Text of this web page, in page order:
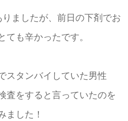
ましたが、前日の下剤でお
ても辛かったです。
スタンバイしていた男性
査をすると言っていたのを
ました！